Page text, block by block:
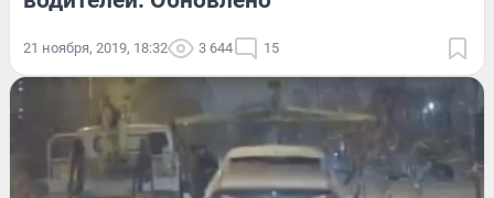
21 ноября, 2019, 18:32 3 644 15